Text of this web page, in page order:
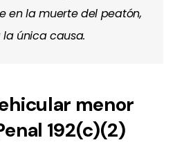
en la muerte del peatón,
única causa.
menor
192(c)(2)